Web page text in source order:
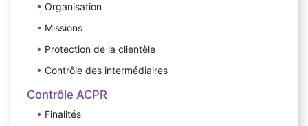
Organisation
Missions
Protection de la clientèle
Contrôle des intermédiaires
Contrôle ACPR
Finalités